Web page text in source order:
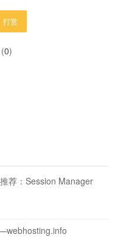
打赏
(0)
荐：Session Manager